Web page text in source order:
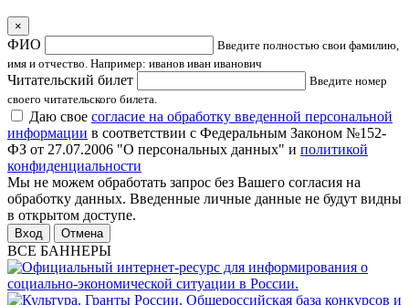
×
ФИО
Введите полностью свои фамилию,
имя и отчество. Например: иванов иван иванович
Читательский билет
Введите номер
своего читательского билета.
Даю свое согласие на обработку введенной персональной
информации в соответствии с Федеральным Законом №152-
ФЗ от 27.07.2006 "О персональных данных" и политикой
конфиденциальности
Мы не можем обработать запрос без Вашего согласия на
обработку данных. Введенные личные данные не будут видны
в открытом доступе.
Отмена
ВСЕ БАННЕРЫ